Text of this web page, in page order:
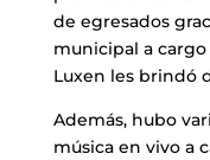
de egresados
municipal a
Luxen les brindó
Además, hubo
música en vivo a